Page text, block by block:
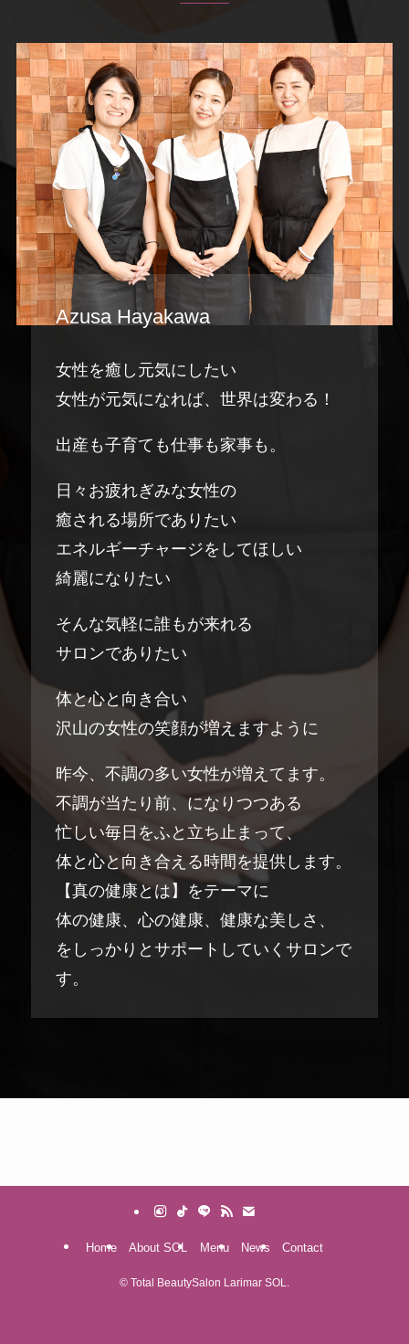
Azusa Hayakawa
女性を癒し元気にしたい
女性が元気になれば、世界は変わる！
出産も子育ても仕事も家事も。
日々お疲れぎみな女性の
癒される場所でありたい
エネルギーチャージをしてほしい
綺麗になりたい
そんな気軽に誰もが来れる
サロンでありたい
体と心と向き合い
沢山の女性の笑顔が増えますように
昨今、不調の多い女性が増えてます。
不調が当たり前、になりつつある
忙しい毎日をふと立ち止まって、
体と心と向き合える時間を提供します。
【真の健康とは】をテーマに
体の健康、心の健康、健康な美しさ、
をしっかりとサポートしていくサロンで
す。
Home About SOL Menu News Contact
© Total BeautySalon Larimar SOL.